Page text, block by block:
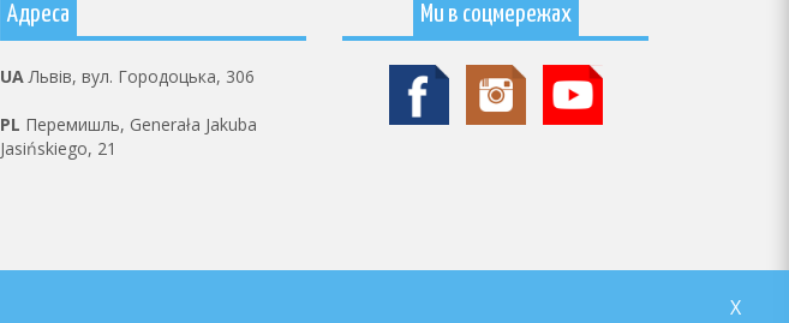
Адреса
UAЛьвів, вул. Городоцька, 306
PL Перемишль, Generała Jakuba
Jasińskiego, 21
Ми в соцмережах
X